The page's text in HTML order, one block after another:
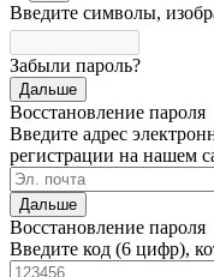
Введите символы,
Забыли пароль?
Дальше
Восстановление пароля
Введите адрес
регистрации на нашем
Дальше
Восстановление пароля
Введите код (6 цифр),